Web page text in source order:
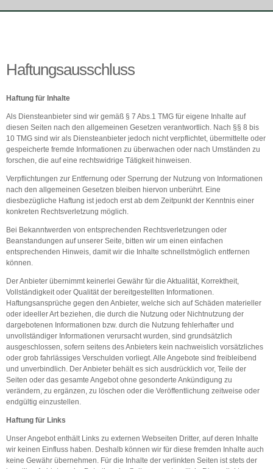
Haftungsausschluss
Haftung für Inhalte
Als Diensteanbieter sind wir gemäß § 7 Abs.1 TMG für eigene Inhalte auf
diesen Seiten nach den allgemeinen Gesetzen verantwortlich. Nach §§ 8 bis
10 TMG sind wir als Diensteanbieter jedoch nicht verpflichtet, übermittelte oder
gespeicherte fremde Informationen zu überwachen oder nach Umständen zu
forschen, die auf eine rechtswidrige Tätigkeit hinweisen.
Verpflichtungen zur Entfernung oder Sperrung der Nutzung von Informationen
nach den allgemeinen Gesetzen bleiben hiervon unberührt. Eine
diesbezügliche Haftung ist jedoch erst ab dem Zeitpunkt der Kenntnis einer
konkreten Rechtsverletzung möglich.
Bei Bekanntwerden von entsprechenden Rechtsverletzungen oder
Beanstandungen auf unserer Seite, bitten wir um einen einfachen
entsprechenden Hinweis, damit wir die Inhalte schnellstmöglich entfernen
können.
Der Anbieter übernimmt keinerlei Gewähr für die Aktualität, Korrektheit,
Vollständigkeit oder Qualität der bereitgestellten Informationen.
Haftungsansprüche gegen den Anbieter, welche sich auf Schäden materieller
oder ideeller Art beziehen, die durch die Nutzung oder Nichtnutzung der
dargebotenen Informationen bzw. durch die Nutzung fehlerhafter und
unvollständiger Informationen verursacht wurden, sind grundsätzlich
ausgeschlossen, sofern seitens des Anbieters kein nachweislich vorsätzliches
oder grob fahrlässiges Verschulden vorliegt. Alle Angebote sind freibleibend
und unverbindlich. Der Anbieter behält es sich ausdrücklich vor, Teile der
Seiten oder das gesamte Angebot ohne gesonderte Ankündigung zu
verändern, zu ergänzen, zu löschen oder die Veröffentlichung zeitweise oder
endgültig einzustellen.
Haftung für Links
Unser Angebot enthält Links zu externen Webseiten Dritter, auf deren Inhalte
wir keinen Einfluss haben. Deshalb können wir für diese fremden Inhalte auch
keine Gewähr übernehmen. Für die Inhalte der verlinkten Seiten ist stets der